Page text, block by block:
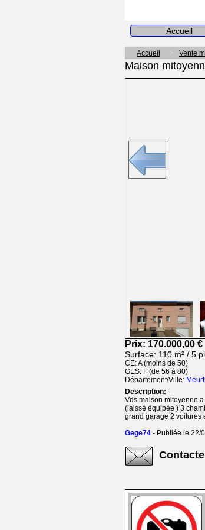
Accueil
Accueil Vente
Maison
Prix: 170.000,00 €
Surface: 110 m² / 5
CE: A (moins de 50)
GES: F (de 56 à 80)
Département/Ville:
Description:
Vds maison mitoyenne
(laissé équipée ) 3
grand garage 2 voitures
Gege74 - Publiée le 22/